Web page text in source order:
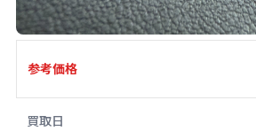
参考価格
買取日